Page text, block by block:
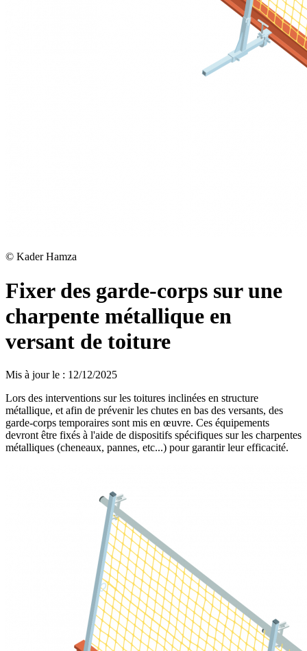
© Kader Hamza
Fixer des garde-corps sur une
charpente métallique en
versant de toiture
Mis à jour le : 12/12/2025
Lors des interventions sur les toitures inclinées en structure
métallique, et afin de prévenir les chutes en bas des versants, des
garde-corps temporaires sont mis en œuvre. Ces équipements
devront être fixés à l'aide de dispositifs spécifiques sur les charpentes
métalliques (cheneaux, pannes, etc...) pour garantir leur efficacité.